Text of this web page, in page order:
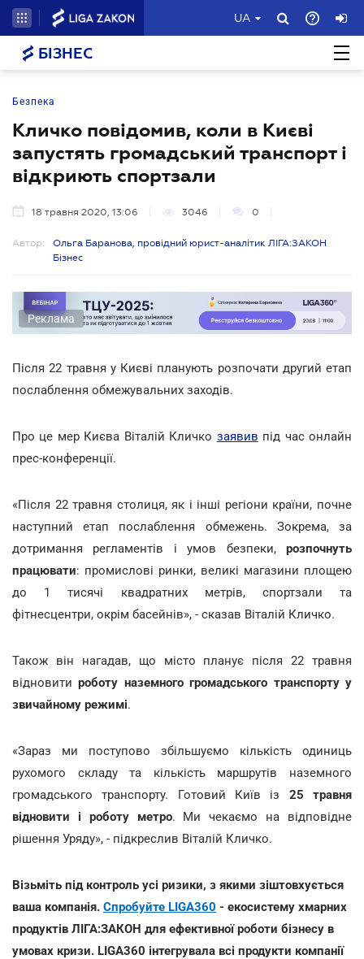
UA
БІЗНЕС
Безпека
Кличко повідомив, коли в Києві
запустять громадський транспорт і
відкриють спортзали
18 травня 2020, 13:06 3046 0
Автор:
Ольга Баранова, провідний юрист-аналітик ЛІГА:ЗАКОН
Бізнес
Реклама
Після 22 травня у Києві планують розпочати другий етап
послаблення обмежувальних заходів.
Про це мер Києва Віталій Кличко заявив під час онлайн
прес-конференції.
«Після 22 травня столиця, як і інші регіони країни, почне
наступний етап послаблення обмежень. Зокрема, за
дотримання регламентів і умов безпеки, розпочнуть
працювати: промислові ринки, великі магазини площею
до 1 тисячі квадратних метрів, спортзали та
фітнесцентри, окрім басейнів», - сказав Віталій Кличко.
Також він нагадав, що місто планує після 22 травня
відновитироботу наземного громадського транспорту у
звичайному режимі.
«Зараз ми поступово збільшуємо кількість одиниць
рухомого складу та кількість маршрутів наземного
громадського транспорту. Готовий Київ із 25 травня
відновити і роботу метро. Ми чекаємо на відповідне
рішення Уряду», - підкреслив Віталій Кличко.
Візьміть під контроль усі ризики, з якими зіштовхується
ваша компанія. Спробуйте LIGA360 - екосистему хмарних
продуктів ЛІГА:ЗАКОН для ефективної роботи бізнесу в
умовах кризи. LIGA360 інтегрувала всі продукти компанії